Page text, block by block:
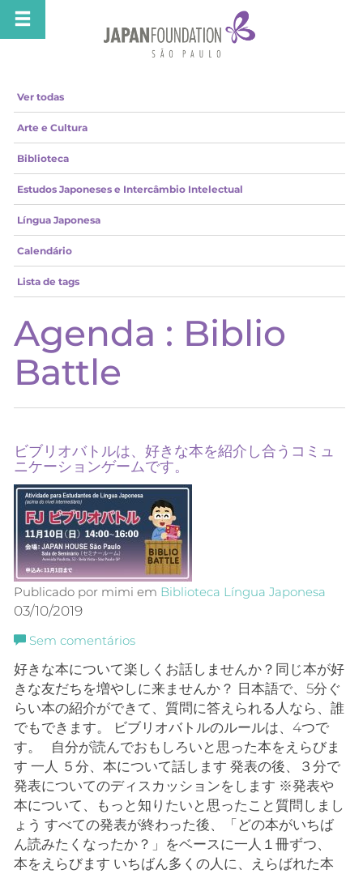
Ver todas
Arte e Cultura
Biblioteca
Estudos Japoneses e Intercâmbio Intelectual
Língua Japonesa
Calendário
Lista de tags
Agenda : Biblio
Battle
ビブリオバトルは、好きな本を紹介し合うコミュ
ニケーションゲームです。
Publicado por mimi em Biblioteca Língua Japonesa
03/10/2019
Sem comentários
好きな本について楽しくお話しませんか？同じ本が好
きな友だちを増やしに来ませんか？ 日本語で、5分ぐ
らい本の紹介ができて、質問に答えられる人なら、誰
でもできます。 ビブリオバトルのルールは、4つで
す。 自分が読んでおもしろいと思った本をえらびま
す 一人 ５分、本について話します 発表の後、３分で
発表についてのディスカッションをします ※発表や
本について、もっと知りたいと思ったこと質問しまし
ょう すべての発表が終わった後、「どの本がいちば
ん読みたくなったか？」をベースに一人１冊ずつ、
本をえらびます いちばん多くの人に、えらばれた本